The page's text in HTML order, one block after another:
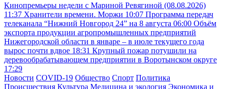
Кинопремьеры недели с Мариной Ревягиной (08.08.2026)
11:37 Хранители времени. Моржи 10:07 Программа передач
телеканала “Нижний Новгород 24” на 8 августа 06:00 Объём
экспорта продукции агропромышленных предприятий
Нижегородской области в январе – в июле текущего года
вырос почти вдвое 18:31 Крупный пожар потушили на
деревообрабатывающем предприятии в Воротынском округе
17:29
Новости COVID-19 Общество Спорт Политика
Происшествия Культура Медицина и экология Экономика и